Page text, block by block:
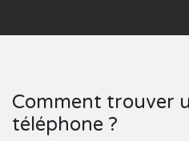
Comment trouver
téléphone ?